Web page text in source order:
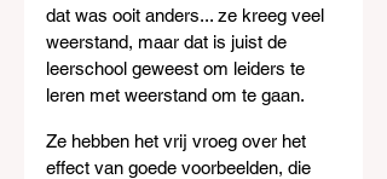
dat was ooit anders... ze kreeg veel
weerstand, maar dat is juist de
leerschool geweest om leiders te
leren met weerstand om te gaan.
Ze hebben het vrij vroeg over het
effect van goede voorbeelden, die